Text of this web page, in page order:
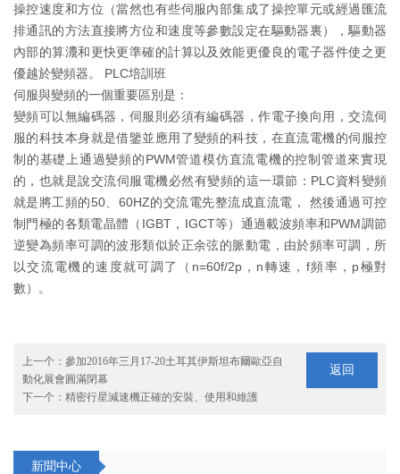
操控速度和方位（當然也有些伺服內部集成了操控單元或經過匯流
排通訊的方法直接將方位和速度等參數設定在驅動器裏），驅動器
內部的算灋和更快更準確的計算以及效能更優良的電子器件使之更
優越於變頻器。 PLC培訓班
伺服與變頻的一個重要區別是：
變頻可以無編碼器，伺服則必須有編碼器，作電子換向用，交流伺
服的科技本身就是借鑒並應用了變頻的科技，在直流電機的伺服控
制的基礎上通過變頻的PWM管道模仿直流電機的控制管道來實現
的，也就是說交流伺服電機必然有變頻的這一環節：PLC資料變頻
就是將工頻的50、60HZ的交流電先整流成直流電， 然後通過可控
制門極的各類電晶體（IGBT，IGCT等）通過載波頻率和PWM調節
逆變為頻率可調的波形類似於正余弦的脈動電，由於頻率可調，所
以交流電機的速度就可調了（n=60f/2p，n轉速，f頻率，p極對
數）。
上一个： 參加2016年三月17-20土耳其伊斯坦布爾歐亞自
動化展會圓滿閉幕
下一个： 精密行星減速機正確的安裝、使用和維護
返回
新聞中心